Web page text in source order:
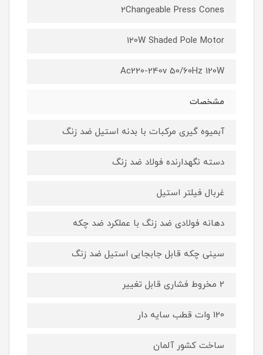
2Changeable Press Cones
120W Shaded Pole Motor
Ac220-240v 50/60Hz 120W
مشخصات
آبمیوه گیری مرکبات با بدنه استیل ضد زنگ
دسته نگهدارنده فولاد ضد زنگ
غربال فیلتر استیل
دهانه فولادی ضد زنگ با عملکرد ضد چکه
سینی چکه قابل جابجایی استیل ضد زنگ
2 مخروط فشاری قابل تغییر
120 وات قطب سایه دار
ساخت کشور آلمان